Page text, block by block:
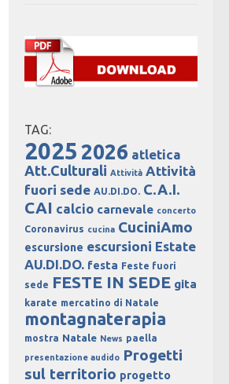
TAG:
2025 2026 atletica
Att.Culturali Attività Attività
fuori sede AU.DI.DO. C.A.I.
CAI calcio carnevale concerto
Coronavirus cucina CuciniAmo
escursione escursioni Estate
AU.DI.DO. festa Feste fuori
sede FESTE IN SEDE gita
karate mercatino di Natale
montagnaterapia
mostra Natale News paella
presentazione audido Progetti
sul territorio progetto